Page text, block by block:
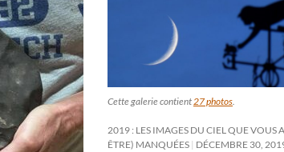
Cette galerie contient27 photos.
2019 : LES IMAGES DU CIEL QUE VOUS
ÊTRE) MANQUÉES DÉCEMBRE 30,